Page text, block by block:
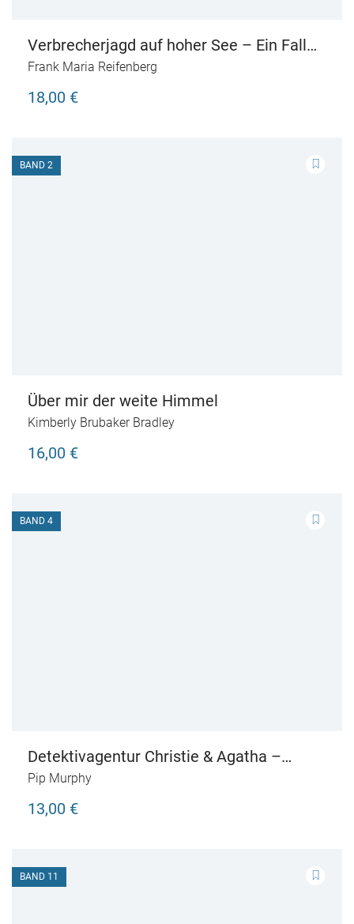
Verbrecherjagd auf hoher See – Ein Fall
für Meisterdieb Aristide Ledoux
Frank Maria Reifenberg
18,00 €
BAND 2
Über mir der weite Himmel
Kimberly Brubaker Bradley
16,00 €
BAND 4
Detektivagentur Christie & Agatha –
Entführung im Grandhotel
Pip Murphy
13,00 €
BAND 11